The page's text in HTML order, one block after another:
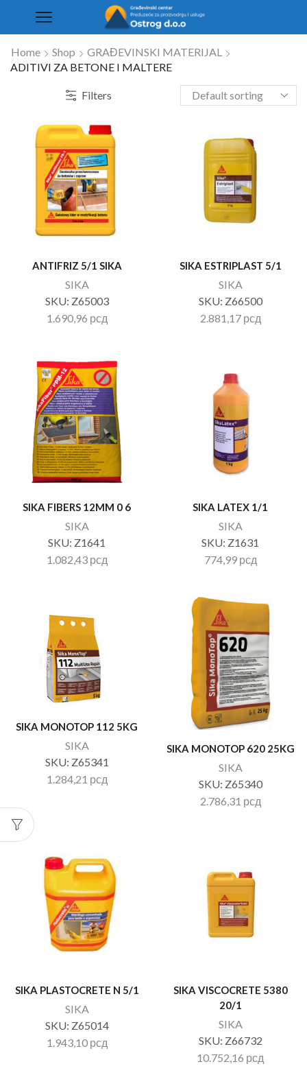
Home Shop
GRAĐEVINSKI MATERIJAL
ADITIVI ZA BETONE I MALTERE
Filters
ANTIFRIZ 5/1 SIKA
SIKA
SKU: Z65003
1.690,96 рсд
SIKA ESTRIPLAST 5/1
SIKA
SKU: Z66500
2.881,17 рсд
SIKA FIBERS 12MM 0 6
SIKA
SKU: Z1641
1.082,43 рсд
SIKA LATEX 1/1
SIKA
SKU: Z1631
774,99 рсд
SIKA MONOTOP 112 5KG
SIKA
SKU: Z65341
1.284,21 рсд
SIKA MONOTOP 620 25KG
SIKA
SKU: Z65340
2.786,31 рсд
SIKA PLASTOCRETE N 5/1
SIKA
SKU: Z65014
1.943,10 рсд
SIKA VISCOCRETE 5380
20/1
SIKA
SKU: Z66732
10.752,16 рсд